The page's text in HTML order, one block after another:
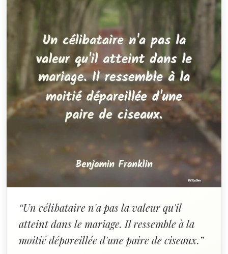
“Un célibataire n'a pas la valeur qu'il
atteint dans le mariage. Il ressemble à la
moitié dépareillée d'une paire de ciseaux.”